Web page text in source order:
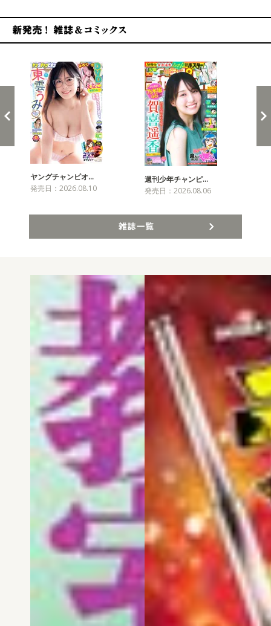
ヤングチャンピオ…
発売日：2026.08.10
週刊少年チャンピ…
発売日：2026.08.06